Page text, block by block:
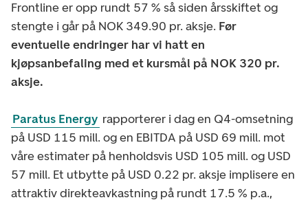
Frontline er opp rundt 57 % så siden årsskiftet og
stengte i går på NOK 349.90 pr. aksje. Før
eventuelle endringer har vi hatt en
kjøpsanbefaling med et kursmål på NOK 320 pr.
aksje.
Paratus Energy rapporterer i dag en Q4-omsetning
på USD 115 mill. og en EBITDA på USD 69 mill. mot
våre estimater på henholdsvis USD 105 mill. og USD
57 mill. Et utbytte på USD 0.22 pr. aksje implisere en
attraktiv direkteavkastning på rundt 17.5 % p.a.,